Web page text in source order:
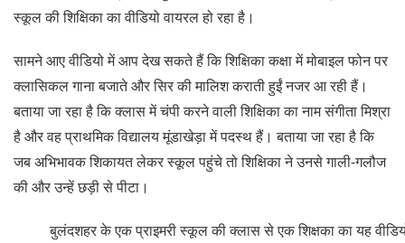
स्कूल की शिक्षिका का वीडियो वायरल हो रहा है।
सामने आए वीडियो में आप देख सकते हैं कि शिक्षिका कक्षा में मोबाइल फोन पर
क्‍लासिकल गाना बजाते और सिर की मालिश कराती हुईं नजर आ रही हैं।
बताया जा रहा है कि क्लास में चंपी करने वाली शिक्षिका का नाम संगीता मिश्रा
है और वह प्राथमिक विद्यालय मूंडाखेड़ा में पदस्थ हैं। बताया जा रहा है कि
जब अभिभावक शिकायत लेकर स्कूल पहुंचे तो शिक्षिका ने उनसे गाली-गलौज
की और उन्हें छड़ी से पीटा।
बुलंदशहर के एक प्राइमरी स्कूल की क्लास से एक शिक्षका का यह